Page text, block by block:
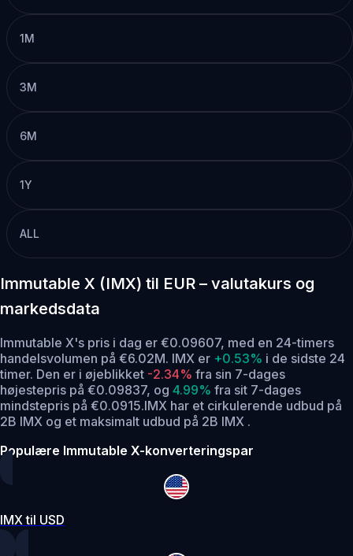
1M
3M
6M
1Y
ALL
Immutable X (IMX) til EUR – valutakurs og
markedsdata
Immutable X's pris i dag er €0.09607, med en 24-timers
handelsvolumen på €6.02M. IMX er +0.53% i de sidste 24
timer. Den er i øjeblikket -2.34% fra sin 7-dages
højestepris på €0.09837, og 4.99% fra sit 7-dages
mindstepris på €0.0915.IMX har et cirkulerende udbud på
2B IMX og et maksimalt udbud på 2B IMX .
Populære Immutable X-konverteringspar
IMX til USD